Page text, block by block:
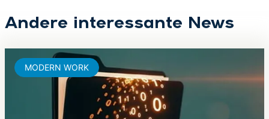
Andere interessante News
MODERN WORK